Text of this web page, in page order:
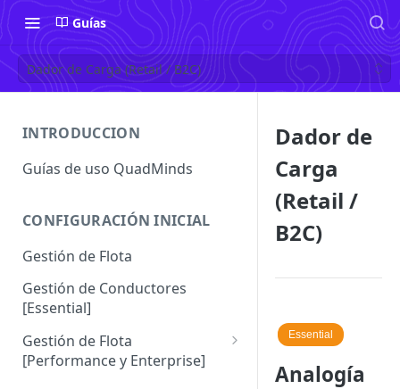
Guías
Dador de Carga (Retail / B2C)
INTRODUCCION
Guías de uso QuadMinds
CONFIGURACIÓN INICIAL
Gestión de Flota
Gestión de Conductores
[Essential]
Gestión de Flota
[Performance y Enterprise]
Dador de
Carga
(Retail /
B2C)
Essential
Analogía